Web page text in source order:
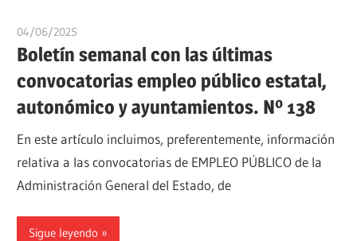
04/06/2025
Boletín semanal con las últimas
convocatorias empleo público estatal,
autonómico y ayuntamientos. Nº 138
En este artículo incluimos, preferentemente, información
relativa a las convocatorias de EMPLEO PÚBLICO de la
Administración General del Estado, de
Sigue leyendo